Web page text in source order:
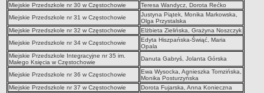
Zarządzenia
Rejestry, ewidencje, archiwa
Kontrole
PONOWNE WYKORZYSTYWANIE
Sprawozdania
Deklaracja dostępności
Miejskie Przedszkole nr 30 w Częstochowie
Teresa Wandycz, Dorota Rećko
Miejskie Przedszkole nr 31 w Częstochowie
Justyna Piątek, Monika Markowska,
Olga Przystalska
Miejskie Przedszkole nr 32 w Częstochowie
Elżbieta Zielińska, Grażyna Noszczyk
Miejskie Przedszkole nr 34 w Częstochowie
Edyta Hiszpańska-Świąć, Maria
Opala
Miejskie Przedszkole Integracyjne nr 35 im.
Małego Księcia w Częstochowie
Danuta Gabryś, Jolanta Górska
Miejskie Przedszkole nr 36 w Częstochowie
Ewa Wysocka, Agnieszka Tomzińska,
Monika Posturzyńska
Miejskie Przedszkole nr 37 w Częstochowie
Dorota Fujarska, Anna Konieczna